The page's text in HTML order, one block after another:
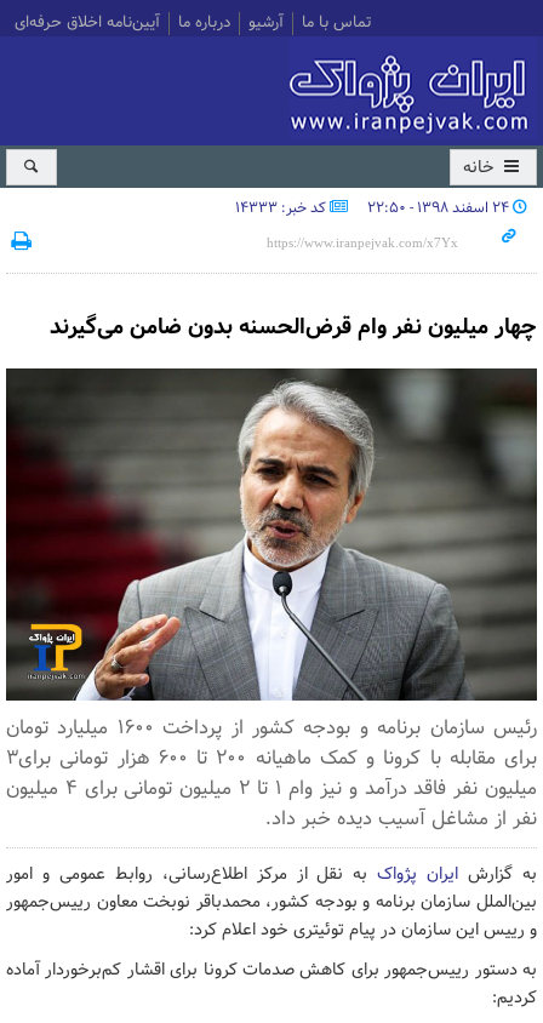
تماس با ما آرشیو درباره ما آیین‌نامه اخلاق حرفه‌ای
خانه
۲۴ اسفند ۱۳۹۸ - ۲۲:۵۰ کد خبر: 14333
چهار میلیون نفر وام قرض‌الحسنه بدون ضامن می‌گیرند
رئیس سازمان برنامه و بودجه کشور از پرداخت ۱۶۰۰ میلیارد تومان
برای مقابله با کرونا و کمک ماهیانه ۲۰۰ تا ۶۰۰ هزار تومانی برای۳
میلیون نفر فاقد درآمد و نیز وام ۱ تا ۲ میلیون تومانی برای ۴ میلیون
نفر از مشاغل آسیب دیده خبر داد.
به گزارش ایران پژواکبه نقل از مرکز اطلاع‌رسانی، روابط عمومی و امور
بین‌الملل سازمان برنامه و بودجه کشور، محمدباقر نوبخت معاون رییس‌جمهور
و رییس این سازمان در پیام توئیتری خود اعلام کرد:
به دستور رییس‌جمهور برای کاهش صدمات کرونا برای اقشار کم‌برخوردار آماده
کردیم: